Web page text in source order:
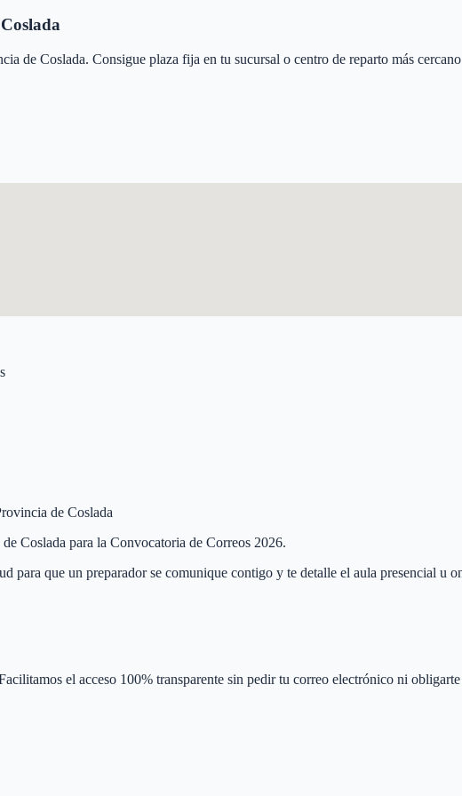
Coslada
de Coslada. Consigue plaza fija en tu sucursal o centro de reparto más
de Coslada
Coslada para la Convocatoria de Correos 2026.
para que un preparador se comunique contigo y te detalle el aula presencial u
el acceso 100% transparente sin pedir tu correo electrónico ni